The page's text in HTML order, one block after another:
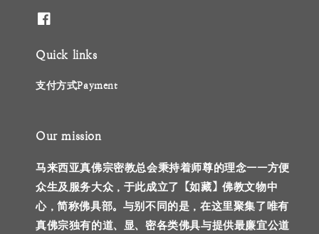
Quick links
支付方式Payment
Our mission
马来西亚真佛宗密教总会秉持着师尊的理念——方便
众生及服务大众，于此成立了【如藏】佛教文物中
心，简称佛具部。与别不同的是，在这里聚集了唯有
真佛宗独有的道、显、密各类佛具与提供最廉宜公道